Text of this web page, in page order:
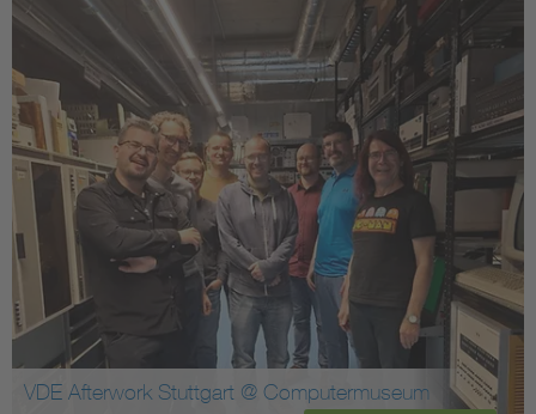
VDE Afterwork Stuttgart @ Computermuseum